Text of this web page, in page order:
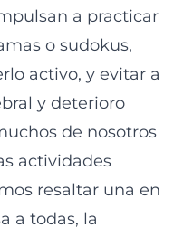
a practicar
o sudokus,
activo, y evitar a
y deterioro
de nosotros
actividades
resaltar una en
a todas, la